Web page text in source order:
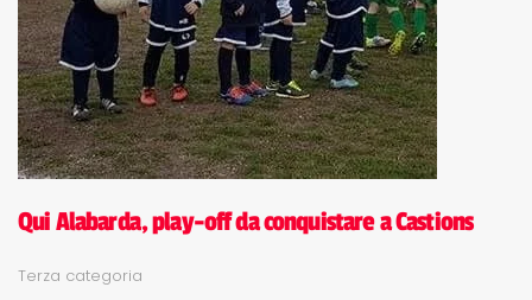
Qui Alabarda, play-off da conquistare a Castions
Terza categoria